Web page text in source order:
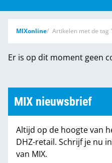
DHZ Sessie
Marktcijfers
Word abonnee
MIXonline Artikelen met de tag
Er is op dit moment geen
MIX nieuwsbrief
Altijd op de hoogte van
DHZ-retail. Schrijf je nu
van MIX.